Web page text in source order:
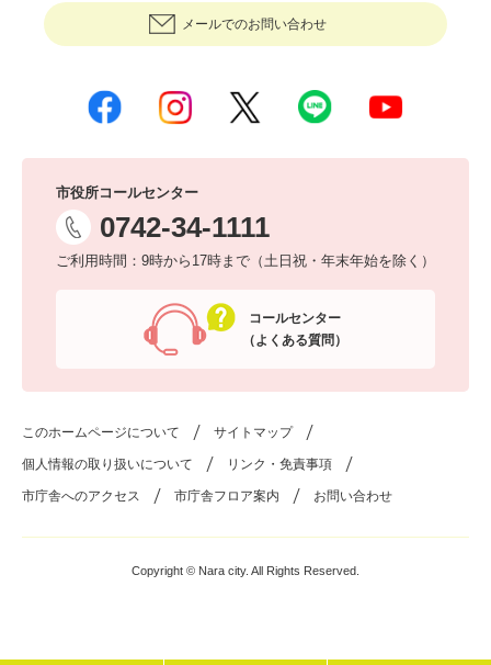
メールでのお問い合わせ
市役所コールセンター
0742-34-1111
ご利用時間：9時から17時まで（土日祝・年末年始を除く）
コールセンター
（よくある質問）
このホームページについて サイトマップ
個人情報の取り扱いについて リンク・免責事項
市庁舎へのアクセス 市庁舎フロア案内 お問い合わせ
Copyright © Nara city. All Rights Reserved.